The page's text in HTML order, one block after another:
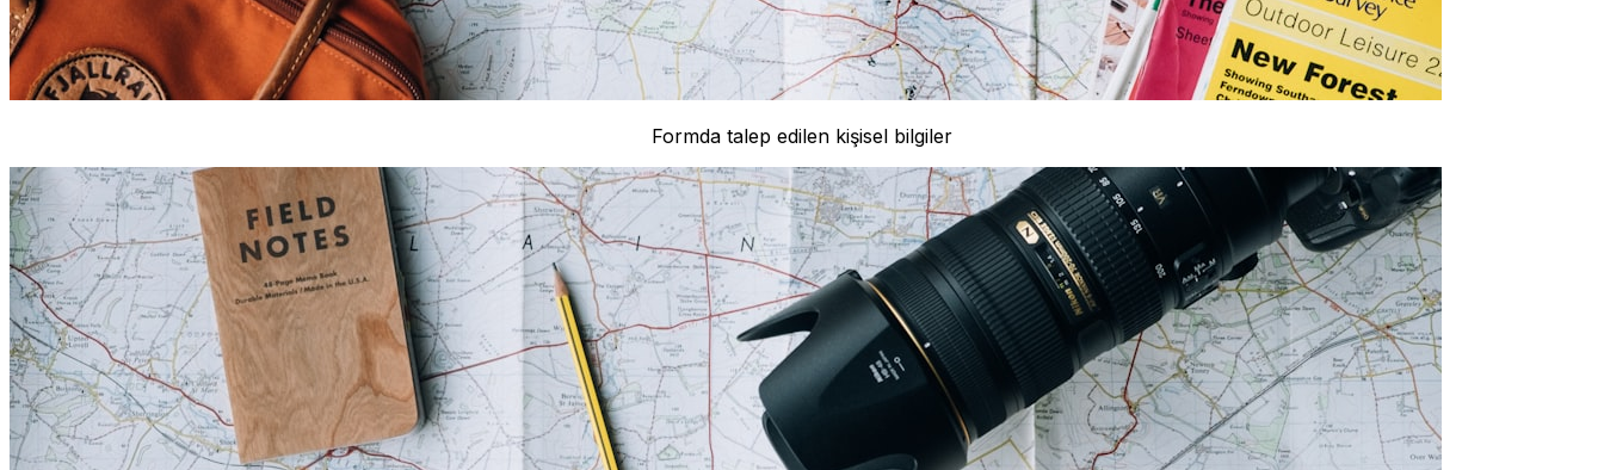
Formda talep edilen kişisel bilgiler